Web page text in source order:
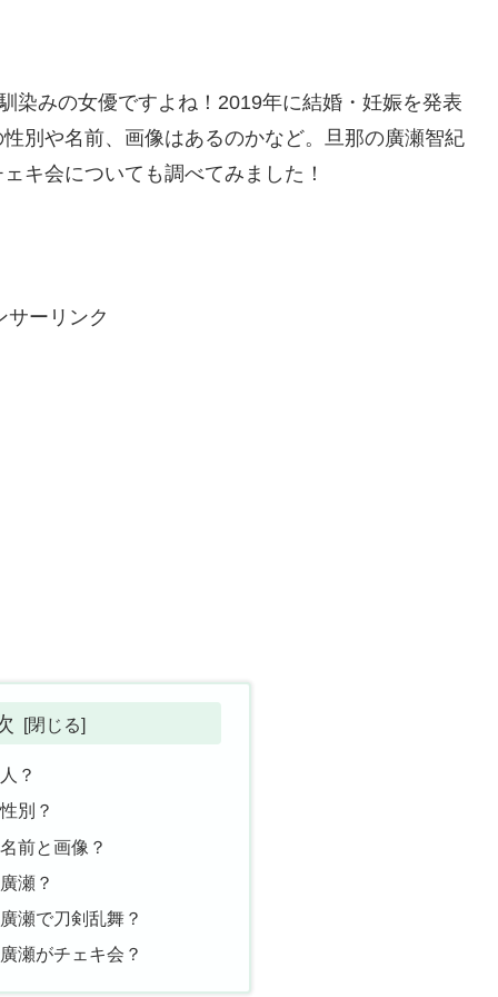
染みの女優ですよね！2019年に結婚・妊娠を発表
別や名前、画像はあるのかなど。旦那の廣瀬智紀
キ会についても調べてみました！
サーリンク
？
別？
前と画像？
瀬？
瀬で刀剣乱舞？
瀬がチェキ会？